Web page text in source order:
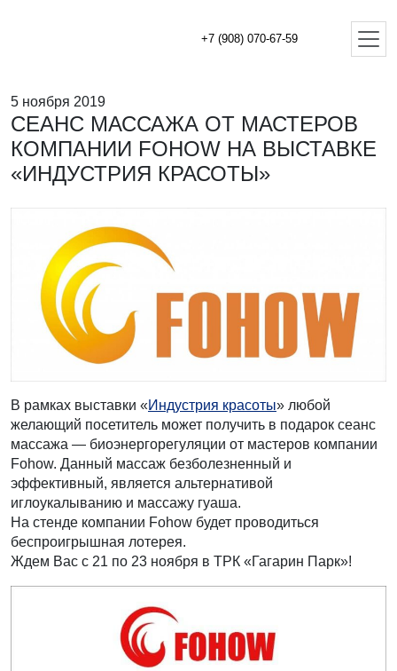
+7 (908) 070-67-59
5 ноября 2019
СЕАНС МАССАЖА ОТ МАСТЕРОВ
КОМПАНИИ FOHOW НА ВЫСТАВКЕ
«ИНДУСТРИЯ КРАСОТЫ»
В рамках выставки «Индустрия красоты» любой
желающий посетитель может получить в подарок сеанс
массажа — биоэнергорегуляции от мастеров компании
Fohow. Данный массаж безболезненный и
эффективный, является альтернативой
иглоукалыванию и массажу гуаша.
На стенде компании Fohow будет проводиться
беспроигрышная лотерея.
Ждем Вас с 21 по 23 ноября в ТРК «Гагарин Парк»!